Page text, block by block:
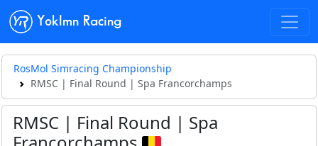
Yoklmn Racing
RosMol Simracing Championship
RMSC | Final Round | Spa Francorchamps
RMSC | Final Round | Spa